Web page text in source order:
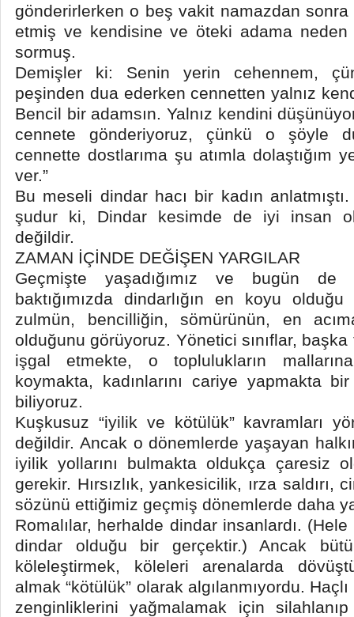
gönderirlerken o beş vakit namazdan
etmiş ve kendisine ve öteki adama neden
sormuş.
Demişler ki: Senin yerin cehennem,
peşinden dua ederken cennetten yalnız
Bencil bir adamsın. Yalnız kendini
cennete gönderiyoruz, çünkü o şöyle
cennette dostlarıma şu atımla dolaştığım
ver.”
Bu meseli dindar hacı bir kadın
şudur ki, Dindar kesimde de iyi insan
değildir.
ZAMAN İÇİNDE DEĞİŞEN YARGILAR
Geçmişte yaşadığımız ve bugün de
baktığımızda dindarlığın en koyu
zulmün, bencilliğin, sömürünün, en
olduğunu görüyoruz. Yönetici sınıflar, başka
işgal etmekte, o toplulukların
koymakta, kadınlarını cariye yapmakta
biliyoruz.
Kuşkusuz “iyilik ve kötülük” kavramları
değildir. Ancak o dönemlerde yaşayan
iyilik yollarını bulmakta oldukça çaresiz
gerekir. Hırsızlık, yankesicilik, ırza saldırı,
sözünü ettiğimiz geçmiş dönemlerde daha
Romalılar, herhalde dindar insanlardı. (Hele
dindar olduğu bir gerçektir.) Ancak
köleleştirmek, köleleri arenalarda
almak “kötülük” olarak algılanmıyordu.
zenginliklerini yağmalamak için